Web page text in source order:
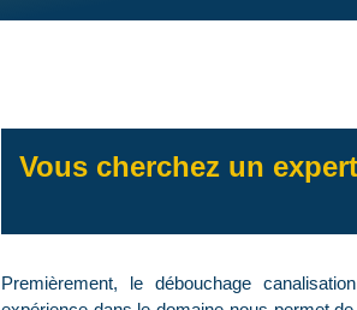
Vous cherchez un
Premièrement, le débouchage